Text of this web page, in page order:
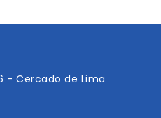
- Cercado de Lima